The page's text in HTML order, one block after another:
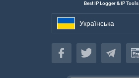
Best IP Logger & IP Tools
Українська
Українська